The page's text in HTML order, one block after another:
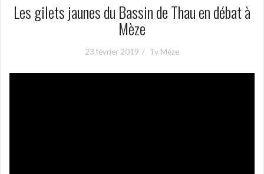
Les gilets jaunes du Bassin de Thau en débat à
Mèze
23 février 2019 Tv Mèze